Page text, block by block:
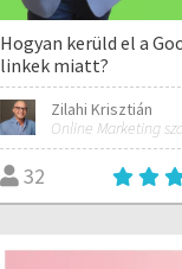
Hogyan kerüld el a
linkek miatt?
Zilahi Krisztián
Online Marketing
32